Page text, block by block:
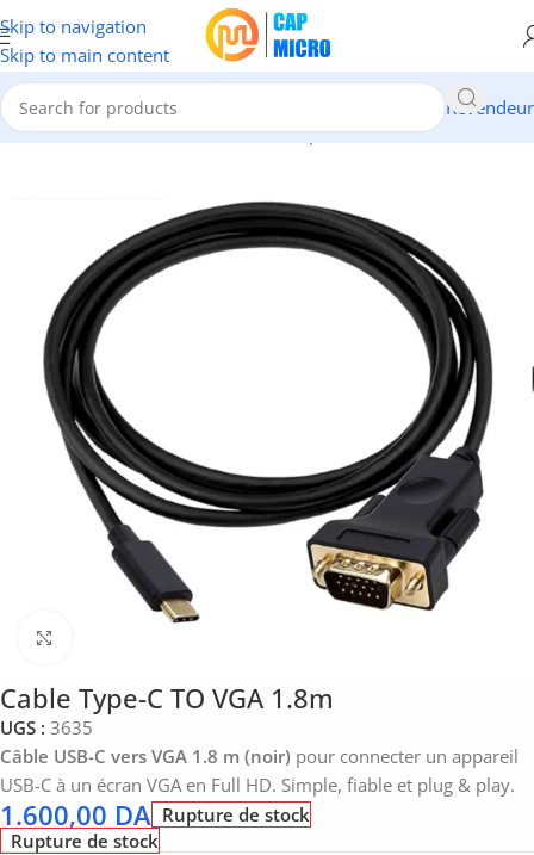
Skip to navigation
Skip to main content
Revendeur
Accueil/INFORMATIQUE/Cables & Adaptateurs/Câbles USB
Cable Type-C TO VGA 1.8m
UGS : 3635
Câble USB-C vers VGA 1.8 m (noir) pour connecter un appareil
USB-C à un écran VGA en Full HD. Simple, fiable et plug & play.
1.600,00 DA Rupture de stock
Rupture de stock